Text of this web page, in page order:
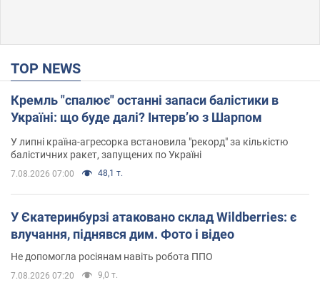
TOP NEWS
Кремль "спалює" останні запаси балістики в
Україні: що буде далі? Інтерв’ю з Шарпом
У липні країна-агресорка встановила "рекорд" за кількістю
балістичних ракет, запущених по Україні
7.08.2026 07:00 48,1 т.
У Єкатеринбурзі атаковано склад Wildberries: є
влучання, піднявся дим. Фото і відео
Не допомогла росіянам навіть робота ППО
7.08.2026 07:20 9,0 т.